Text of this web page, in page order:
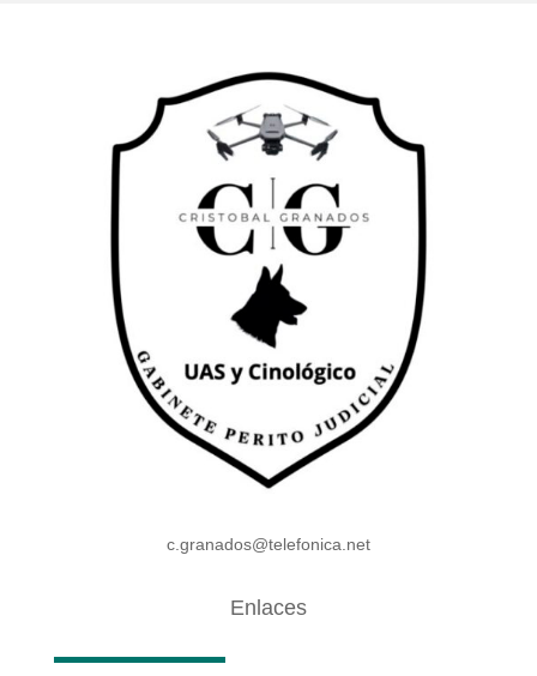
c.granados@telefonica.net
Enlaces